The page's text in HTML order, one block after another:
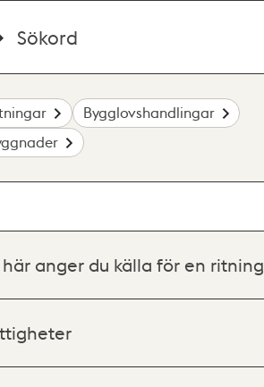
Sökord
Bygglovshandlingar
här anger du källa för en ritning